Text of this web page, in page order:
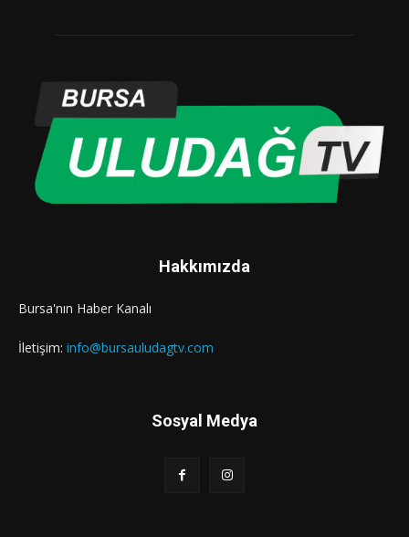
Hakkımızda
Bursa'nın Haber Kanalı
İletişim: info@bursauludagtv.com
Sosyal Medya